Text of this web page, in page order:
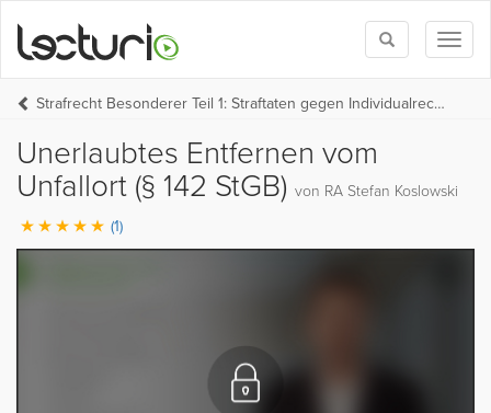
Toggle
search
Strafrecht Besonderer Teil 1: Straftaten gegen Individualrechtsgüter und gegen Rechtsgüter der Allgemeinheit
Unerlaubtes Entfernen vom
Unfallort (§ 142 StGB) von RA Stefan Koslowski
(1)